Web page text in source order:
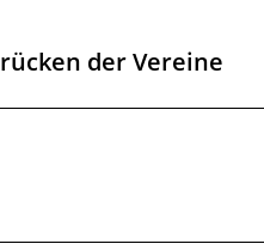
der Vereine